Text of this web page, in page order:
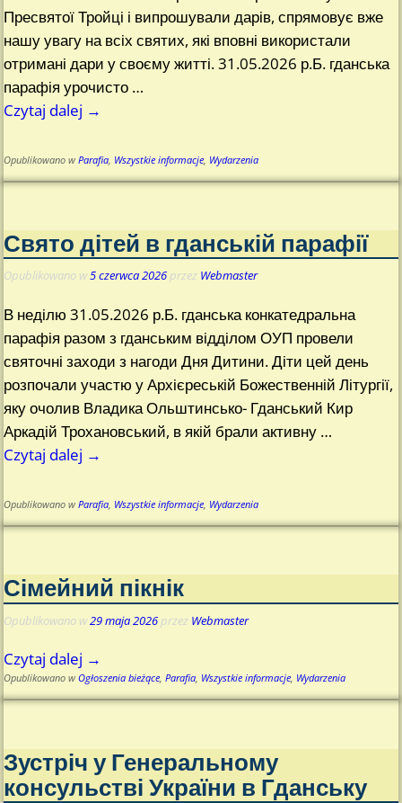
Пресвятої Тройці і випрошували дарів, спрямовує вже
нашу увагу на всіх святих, які вповні використали
отримані дари у своєму житті. 31.05.2026 р.Б. гданська
парафія урочисто …
Czytaj dalej →
Opublikowano w Parafia Wszystkie informacje Wydarzenia
Свято дітей в гданській парафії
Opublikowano w5 czerwca 2026 przez Webmaster
В неділю 31.05.2026 р.Б. гданська конкатедральна
парафія разом з гданським відділом ОУП провели
святочні заходи з нагоди Дня Дитини. Діти цей день
розпочали участю у Архієреській Божественній Літургії,
яку очолив Владика Ольштинсько- Гданський Кир
Аркадій Трохановський, в якій брали активну …
Czytaj dalej →
Opublikowano w Parafia, Wszystkie informacje, Wydarzenia
Сімейний пікнік
Opublikowano w29 maja 2026 przez Webmaster
Czytaj dalej →
Opublikowano w Ogłoszenia bieżące,Parafia, Wszystkie informacje, Wydarzenia
Зустріч у Генеральному
консульстві України в Гданську